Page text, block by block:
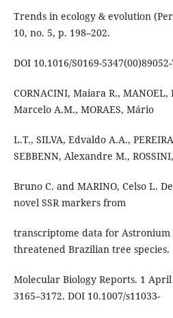
Trends in ecology & evolution
10, no. 5, p. 198–202.
DOI 10.1016/S0169-
CORNACINI, Maiara R., MANOEL,
Marcelo A.M., MORAES, Mário
L.T., SILVA, Edvaldo A.A.,
SEBBENN, Alexandre M., ROSSINI,
Bruno C. and MARINO, Celso L.
novel SSR markers from
transcriptome data for
threatened Brazilian tree species.
Molecular Biology Reports. 1 April
3165–3172. DOI 10.1007/s11033-